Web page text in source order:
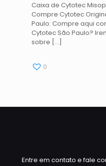
Caixa de Cytotec
Compre Cytotec
Paulo: Compre aqui
Cytotec São Paulo?
sobre […]
0
Entre em contato e fale